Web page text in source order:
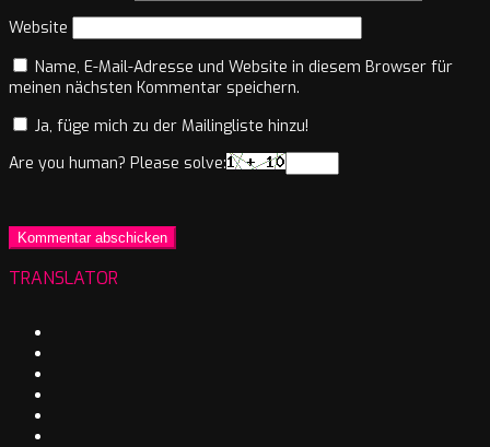
Website
Name, E-Mail-Adresse und Website in diesem Browser für
meinen nächsten Kommentar speichern.
Ja, füge mich zu der Mailingliste hinzu!
Are you human? Please solve:
TRANSLATOR